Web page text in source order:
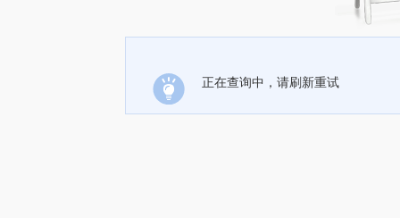
正在查询中，请刷新重试